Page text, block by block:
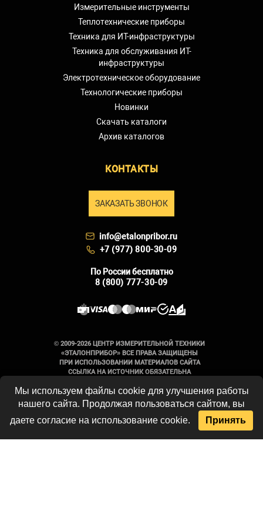
Измерительные инструменты
Теплотехнические приборы
Техника для ИТ-инфраструктуры
Техника для обслуживания ИТ-
инфраструктуры
Электротехническое оборудование
Технологические приборы
Новинки
Скачать каталоги
Архив каталогов
КОНТАКТЫ
ЗАКАЗАТЬ ЗВОНОК
info@etalonpribor.ru
+7 (977) 800-30-09
По России бесплатно
8 (800) 777-30-09
© 2009-2026 ЦЕНТР ИЗМЕРИТЕЛЬНОЙ ТЕХНИКИ
«ЭТАЛОНПРИБОР» ВСЕ ПРАВА ЗАЩИЩЕНЫ
ПРИ ИСПОЛЬЗОВАНИИ МАТЕРИАЛОВ САЙТА
ССЫЛКА НА ИСТОЧНИК ОБЯЗАТЕЛЬНА
Вся информация на сайте носит
справочный характер и не является
публичной офертой, определяемой
положениями Статьи 437 Гражданского
Мы используем файлы cookie для улучшения работы
нашего сайта. Продолжая пользоваться сайтом, вы
даете согласие на использование cookie.
Принять